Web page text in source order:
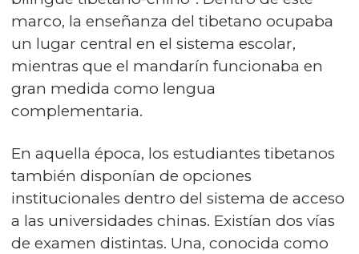
marco, la enseñanza del tibetano ocupaba
un lugar central en el sistema escolar,
mientras que el mandarín funcionaba en
gran medida como lengua
complementaria.
En aquella época, los estudiantes tibetanos
también disponían de opciones
institucionales dentro del sistema de acceso
a las universidades chinas. Existían dos vías
de examen distintas. Una, conocida como